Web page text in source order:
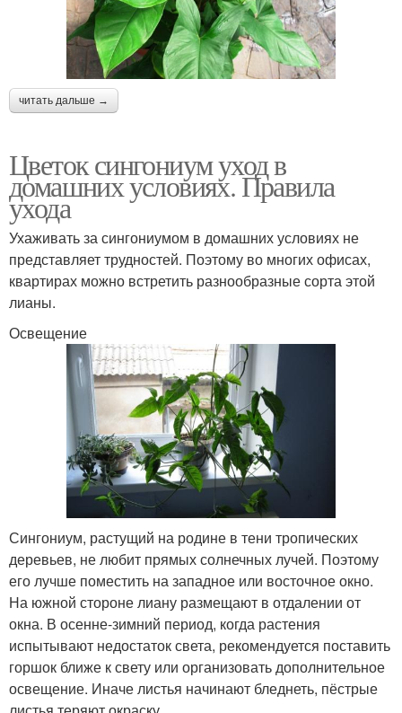
читать дальше →
Цветок сингониум уход в
домашних условиях. Правила
ухода
Ухаживать за сингониумом в домашних условиях не
представляет трудностей. Поэтому во многих офисах,
квартирах можно встретить разнообразные сорта этой
лианы.
Освещение
Сингониум, растущий на родине в тени тропических
деревьев, не любит прямых солнечных лучей. Поэтому
его лучше поместить на западное или восточное окно.
На южной стороне лиану размещают в отдалении от
окна. В осенне-зимний период, когда растения
испытывают недостаток света, рекомендуется поставить
горшок ближе к свету или организовать дополнительное
освещение. Иначе листья начинают бледнеть, пёстрые